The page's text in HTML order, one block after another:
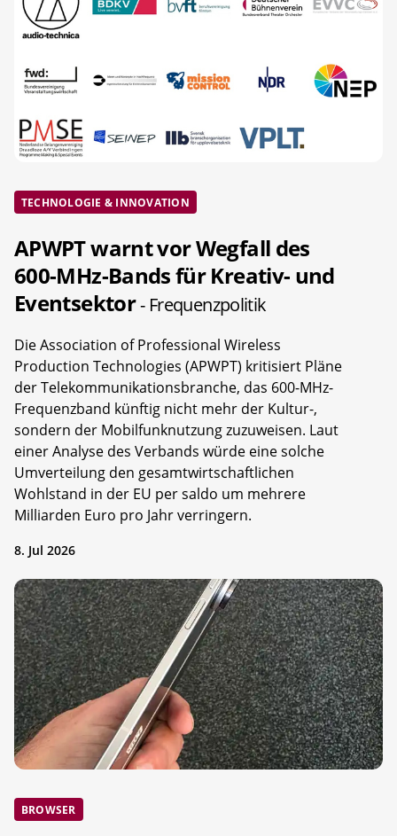
TECHNOLOGIE & INNOVATION
APWPT warnt vor Wegfall des
600-MHz-Bands für Kreativ- und
Eventsektor- Frequenzpolitik
Die Association of Professional Wireless
Production Technologies (APWPT) kritisiert Pläne
der Telekommunikationsbranche, das 600-MHz-
Frequenzband künftig nicht mehr der Kultur-,
sondern der Mobilfunknutzung zuzuweisen. Laut
einer Analyse des Verbands würde eine solche
Umverteilung den gesamtwirtschaftlichen
Wohlstand in der EU per saldo um mehrere
Milliarden Euro pro Jahr verringern.
8. Jul 2026
BROWSER